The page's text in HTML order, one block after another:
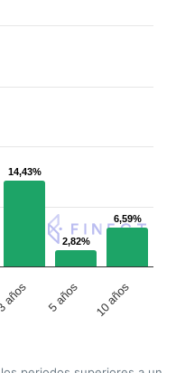
14,43%
14,43%
2,82%
2,82%
6,59%
6,59%
5 años 10 años